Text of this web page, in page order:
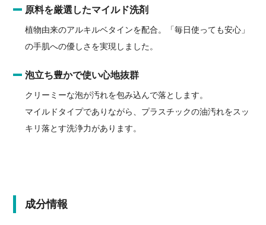
原料を厳選したマイルド洗剤
植物由来のアルキルベタインを配合。「毎日使っても安心」
の手肌への優しさを実現しました。
泡立ち豊かで使い心地抜群
クリーミーな泡が汚れを包み込んで落とします。
マイルドタイプでありながら、プラスチックの油汚れをスッ
キリ落とす洗浄力があります。
成分情報